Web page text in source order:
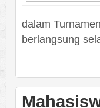
dalam
berlangsung